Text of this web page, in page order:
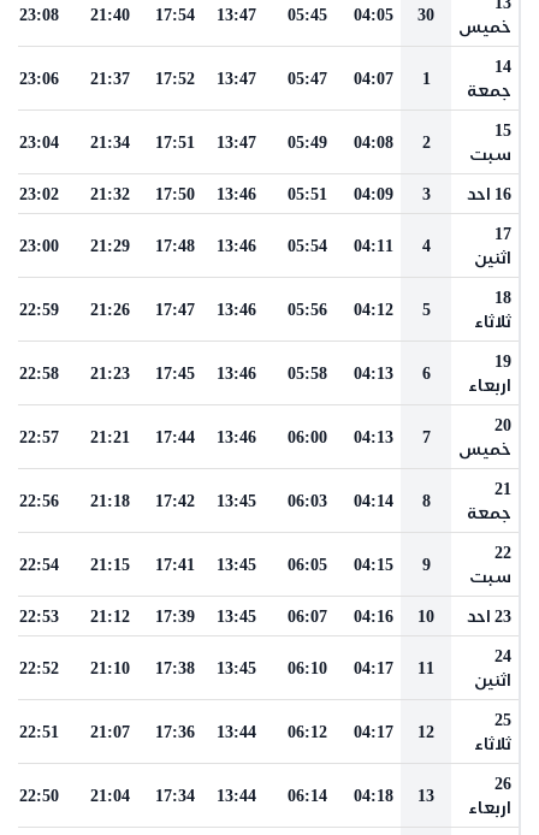
خميس
30
04:05
05:45
13:47
17:54
21:40
23:08
14
جمعة
1
04:07
05:47
13:47
17:52
21:37
23:06
15
سبت
2
04:08
05:49
13:47
17:51
21:34
23:04
16 احد 3
04:09
05:51
13:46
17:50
21:32
23:02
17
اثنين
4
04:11
05:54
13:46
17:48
21:29
23:00
18
ثلاثاء
5
04:12
05:56
13:46
17:47
21:26
22:59
19
اربعاء
6
04:13
05:58
13:46
17:45
21:23
22:58
20
خميس
7
04:13
06:00
13:46
17:44
21:21
22:57
21
جمعة
8
04:14
06:03
13:45
17:42
21:18
22:56
22
سبت
9
04:15
06:05
13:45
17:41
21:15
22:54
23 احد 10
04:16
06:07
13:45
17:39
21:12
22:53
24
اثنين
11
04:17
06:10
13:45
17:38
21:10
22:52
25
ثلاثاء
12
04:17
06:12
13:44
17:36
21:07
22:51
26
اربعاء
13
04:18
06:14
13:44
17:34
21:04
22:50